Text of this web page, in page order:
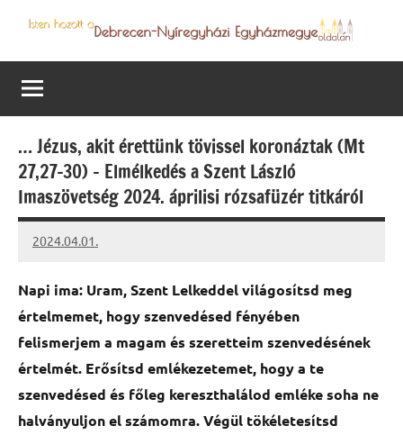
content
Debrecen-
Nyíregyházi
Egyházmegye
programjai
… Jézus, akit érettünk tövissel koronáztak (Mt
27,27-30) – Elmélkedés a Szent László
Imaszövetség 2024. áprilisi rózsafüzér titkáról
2024.04.01.
kovacs.agi
Napi ima: Uram, Szent Lelkeddel világosítsd meg
értelmemet, hogy szenvedésed fényében
felismerjem a magam és szeretteim szenvedésének
értelmét. Erősítsd emlékezetemet, hogy a te
szenvedésed és főleg kereszthalálod emléke soha ne
halványuljon el számomra. Végül tökéletesítsd